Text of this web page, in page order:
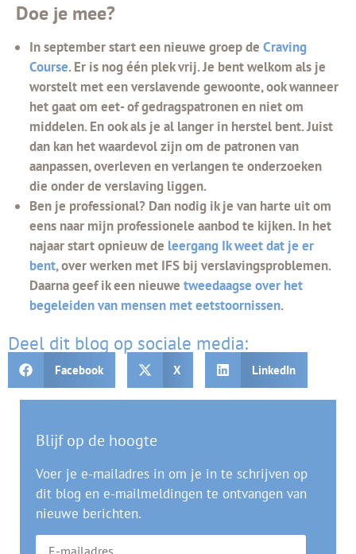
Doe je mee?
In september start een nieuwe groep de Craving
Course. Er is nog één plek vrij. Je bent welkom als je
worstelt met een verslavende gewoonte, ook wanneer
het gaat om eet- of gedragspatronen en niet om
middelen. En ook als je al langer in herstel bent. Juist
dan kan het waardevol zijn om de patronen van
aanpassen, overleven en verlangen te onderzoeken
die onder de verslaving liggen.
Ben je professional? Dan nodig ik je van harte uit om
eens naar mijn professionele aanbod te kijken. In het
najaar start opnieuw de leergang Ik weet dat je er
bent, over werken met IFS bij verslavingsproblemen.
Daarna geef ik een nieuwe tweedaagse over het
begeleiden van mensen met eetstoornissen.
Deel dit blog op sociale media:
Facebook X LinkedIn
Blijf op de hoogte
Voer je e-mailadres in om je in te schrijven op
dit blog en e-mailmeldingen te ontvangen van
nieuwe berichten.